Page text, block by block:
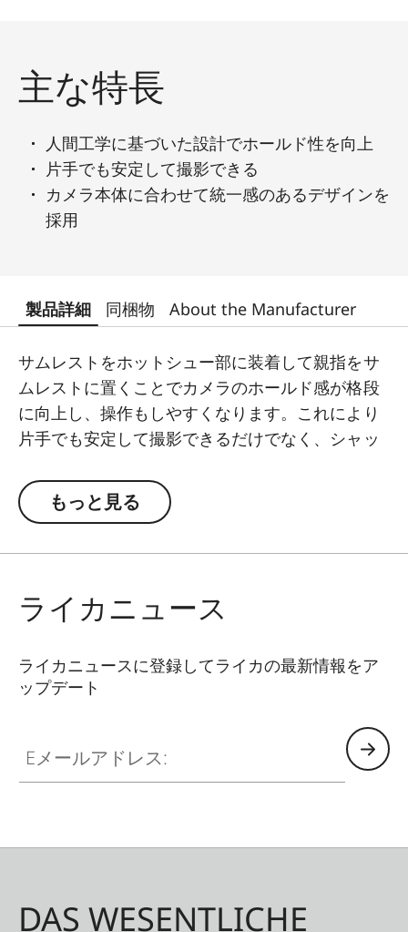
主な特長
人間工学に基づいた設計でホールド性を向上
片手でも安定して撮影できる
カメラ本体に合わせて統一感のあるデザインを
採用
製品詳細 同梱物 About the Manufacturer
サムレストをホットシュー部に装着して親指をサ
ムレストに置くことでカメラのホールド感が格段
に向上し、操作もしやすくなります。これにより
片手でも安定して撮影できるだけでなく、シャッ
す。このサムレストは真鍮をCNC加工で削り出
し、ライカM10と同じクラシックな表面のコーテ
もっと見る
ライカニュース
ライカニュースに登録してライカの最新情報をア
ップデート
DAS WESENTLICHE